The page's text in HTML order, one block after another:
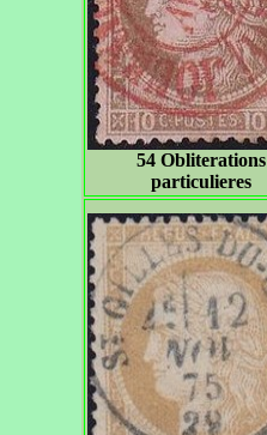
54 Obliterations
particulieres